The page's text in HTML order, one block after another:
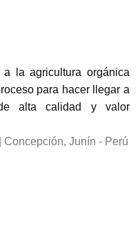
la agricultura orgánica
para hacer llegar a
alta calidad y valor
Concepción, Junín - Perú